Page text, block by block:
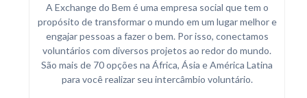
A Exchange do Bem é uma empresa social que tem o
propósito de transformar o mundo em um lugar melhor e
engajar pessoas a fazer o bem. Por isso, conectamos
voluntários com diversos projetos ao redor do mundo.
São mais de 70 opções na África, Ásia e América Latina
para você realizar seu intercâmbio voluntário.